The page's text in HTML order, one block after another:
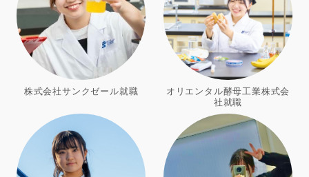
株式会社サンクゼール就職
オリエンタル酵母工業株式会
社就職